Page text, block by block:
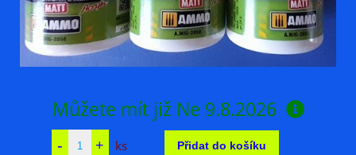
Můžete mít již Ne 9.8.2026
ks